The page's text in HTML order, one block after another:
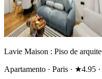
Lavie Maison : Piso de
Apartamento · Paris · ★4.95